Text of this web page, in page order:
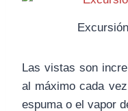
Las vistas son
al máximo cada
espuma o el vapor